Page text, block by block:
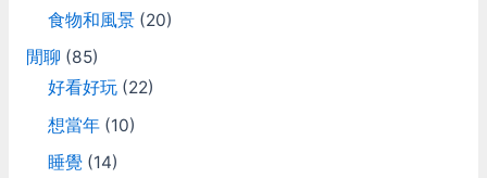
食物和風景(20)
閒聊 (85)
好看好玩(22)
想當年(10)
睡覺(14)